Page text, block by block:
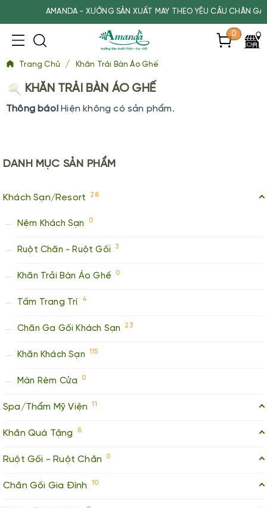
AMANDA - XƯỞNG SẢN XUẤT MAY THEO YÊU CẦU CHĂN GA
0
Trang Chủ / Khăn Trải Bàn Áo Ghế
DANH MỤC SẢN PHẨM
Khách Sạn/Resort 28
Nệm Khách Sạn 0
Ruột Chăn - Ruột Gối 3
Khăn Trải Bàn Áo Ghế 0
Tấm Trang Trí 4
Chăn Ga Gối Khách Sạn 23
Khăn Khách Sạn 115
Màn Rèm Cửa 0
Spa/Thẩm Mỹ Viện 11
Khăn Quà Tặng 8
Ruột Gối - Ruột Chăn 0
Chăn Gối Gia Đình 10
KHĂN TRẢI BÀN ÁO GHẾ
Thông báo! Hiện không có sản phẩm.